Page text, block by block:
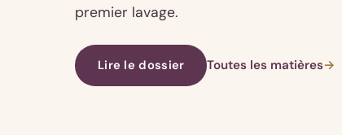
premier lavage.
Lire le dossier Toutes les matières→